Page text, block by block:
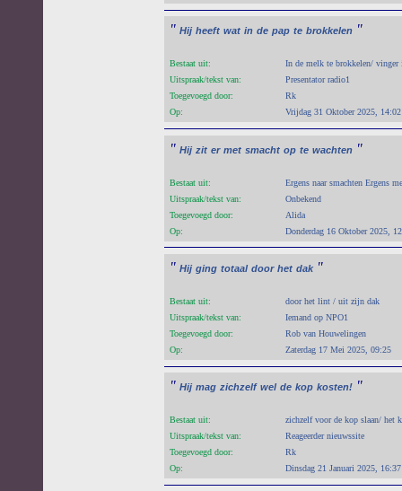
" Hij heeft wat in de pap te brokkelen "
Bestaat uit:
In de melk te brokkelen/ vinger
Uitspraak/tekst van:
Presentator radio1
Toegevoegd door:
Rk
Op:
Vrijdag 31 Oktober 2025, 14:02
" Hij zit er met smacht op te wachten "
Bestaat uit:
Ergens naar smachten Ergens
Uitspraak/tekst van:
Onbekend
Toegevoegd door:
Alida
Op:
Donderdag 16 Oktober 2025,
" Hij ging totaal door het dak "
Bestaat uit:
door het lint / uit zijn dak
Uitspraak/tekst van:
Iemand op NPO1
Toegevoegd door:
Rob van Houwelingen
Op:
Zaterdag 17 Mei 2025, 09:25
" Hij mag zichzelf wel de kop kosten! "
Bestaat uit:
zichzelf voor de kop slaan/ het
Uitspraak/tekst van:
Reageerder nieuwssite
Toegevoegd door:
Rk
Op:
Dinsdag 21 Januari 2025, 16:37